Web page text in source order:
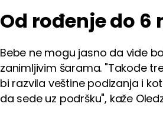
Od rođenje do 6
Bebe ne mogu jasno da vide
zanimljivim šarama. "Takođe
bi razvila veštine podizanja i
da sede uz podršku", kaže